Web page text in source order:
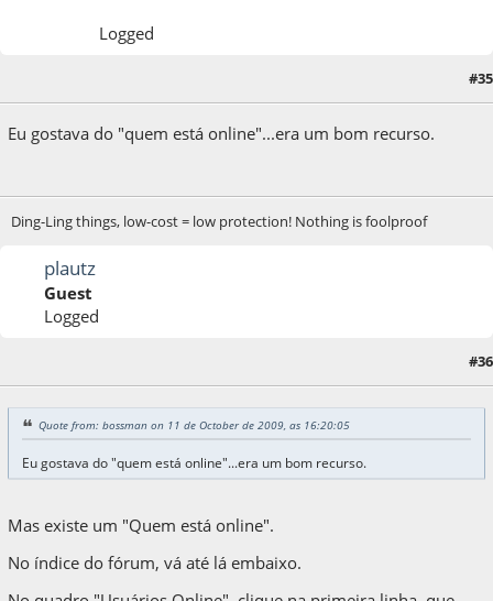
Logged
#35
Eu gostava do "quem está online"...era um bom recurso.
Ding-Ling things, low-cost = low protection! Nothing is foolproof
plautz
Guest
Logged
#36
Quote from: bossman on 11 de October de 2009, as 16:20:05
Eu gostava do "quem está online"...era um bom recurso.
Mas existe um "Quem está online".
No índice do fórum, vá até lá embaixo.